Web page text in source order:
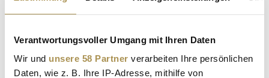
Verantwortungsvoller Umgang mit Ihren Daten
Wir und unsere 58 Partner verarbeiten Ihre persönlichen
Daten, wie z. B. Ihre IP-Adresse, mithilfe von